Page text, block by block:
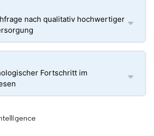
nach qualitativ hochwertiger
Fortschritt im